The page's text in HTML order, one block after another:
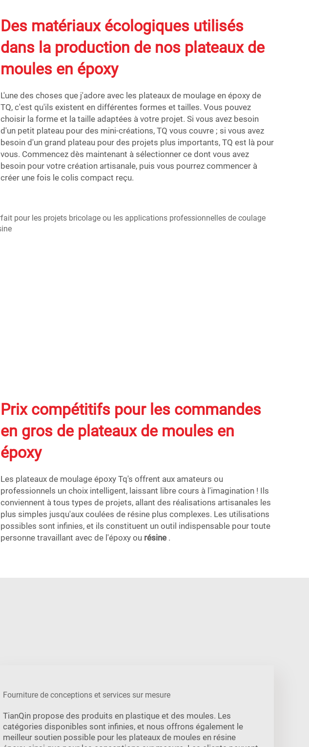
Des matériaux écologiques utilisés
dans la production de nos plateaux de
moules en époxy
L'une des choses que j'adore avec les plateaux de moulage en époxy de
TQ, c'est qu'ils existent en différentes formes et tailles. Vous pouvez
choisir la forme et la taille adaptées à votre projet. Si vous avez besoin
d'un petit plateau pour des mini-créations, TQ vous couvre ; si vous avez
besoin d'un grand plateau pour des projets plus importants, TQ est là pour
vous. Commencez dès maintenant à sélectionner ce dont vous avez
besoin pour votre création artisanale, puis vous pourrez commencer à
créer une fois le colis compact reçu.
Prix compétitifs pour les commandes
en gros de plateaux de moules en
époxy
Les plateaux de moulage époxy Tq's offrent aux amateurs ou
professionnels un choix intelligent, laissant libre cours à l'imagination ! Ils
conviennent à tous types de projets, allant des réalisations artisanales les
plus simples jusqu'aux coulées de résine plus complexes. Les utilisations
possibles sont infinies, et ils constituent un outil indispensable pour toute
personne travaillant avec de l'époxy ou résine .
Fourniture de conceptions et services sur mesure
TianQin propose des produits en plastique et des moules. Les
catégories disponibles sont infinies, et nous offrons également le
meilleur soutien possible pour les plateaux de moules en résine